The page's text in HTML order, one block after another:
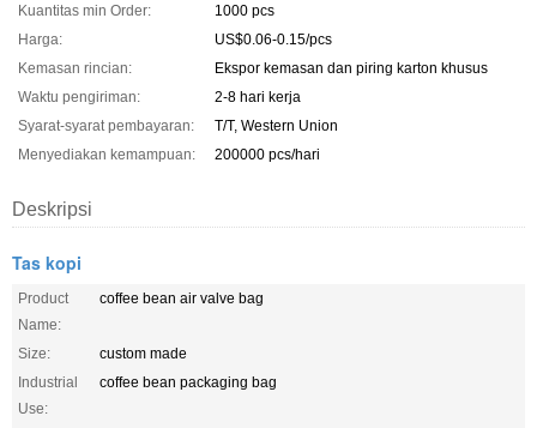
Kuantitas min Order:
1000 pcs
Harga:
US$0.06-0.15/pcs
Kemasan rincian:
Ekspor kemasan dan piring karton khusus
Waktu pengiriman:
2-8 hari kerja
Syarat-syarat pembayaran:
T/T, Western Union
Menyediakan kemampuan:
200000 pcs/hari
Deskripsi
Tas kopi
Product
Name:
coffee bean air valve bag
Size:
custom made
Industrial
Use:
coffee bean packaging bag